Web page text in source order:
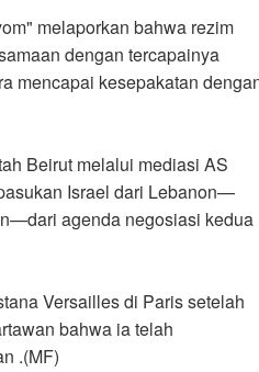
melaporkan bahwa rezim
dengan tercapainya
mencapai kesepakatan
Beirut melalui mediasi AS
Israel dari Lebanon—
agenda negosiasi kedua
Versailles di Paris setelah
bahwa ia telah
.(MF)